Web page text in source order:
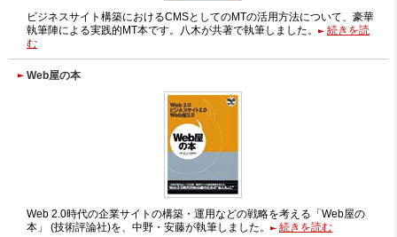
ビジネスサイト構築におけるCMSとしてのMTの活用方法について、豪華
執筆陣による実践的MT本です。八木が共著で執筆しました。
続きを読
む
Web屋の本
Web 2.0時代の企業サイトの構築・運用などの戦略を考える「Web屋の
本」 (技術評論社)を、中野・安藤が執筆しました。
続きを読む